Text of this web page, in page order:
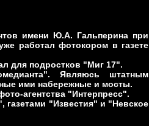
имени Ю.А. Гальперина при
работал фотокором в газете
для подростков "Миг 17".
Являюсь штатным
ими набережные и мосты.
агентства "Интерпресс".
"Известия" и "Невское